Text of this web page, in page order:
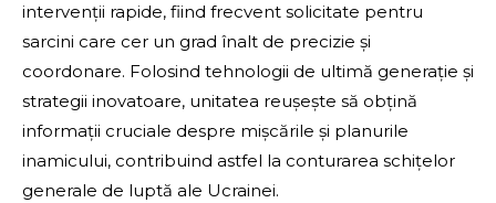
intervenții rapide, fiind frecvent solicitate pentru
sarcini care cer un grad înalt de precizie și
coordonare. Folosind tehnologii de ultimă generație și
strategii inovatoare, unitatea reușește să obțină
informații cruciale despre mișcările și planurile
inamicului, contribuind astfel la conturarea schițelor
generale de luptă ale Ucrainei.